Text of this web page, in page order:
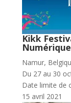
Kikk
Namur,
Du 27 au 30
Date limite de
15 avril 2021